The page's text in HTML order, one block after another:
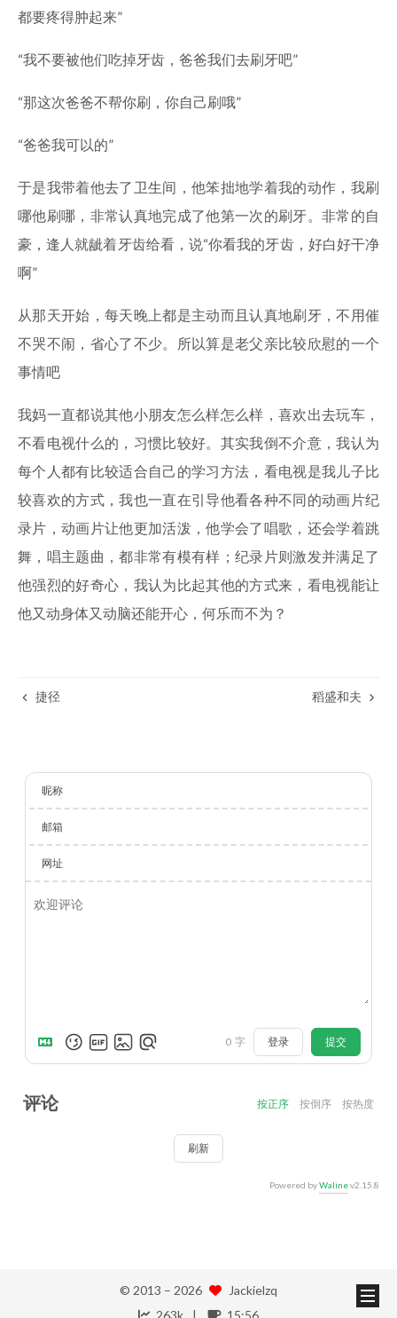
都要疼得肿起来”
“我不要被他们吃掉牙齿，爸爸我们去刷牙吧”
“那这次爸爸不帮你刷，你自己刷哦”
“爸爸我可以的”
于是我带着他去了卫生间，他笨拙地学着我的动作，我刷
哪他刷哪，非常认真地完成了他第一次的刷牙。非常的自
豪，逢人就龇着牙齿给看，说“你看我的牙齿，好白好干净
啊”
从那天开始，每天晚上都是主动而且认真地刷牙，不用催
不哭不闹，省心了不少。所以算是老父亲比较欣慰的一个
事情吧
我妈一直都说其他小朋友怎么样怎么样，喜欢出去玩车，
不看电视什么的，习惯比较好。其实我倒不介意，我认为
每个人都有比较适合自己的学习方法，看电视是我儿子比
较喜欢的方式，我也一直在引导他看各种不同的动画片纪
录片，动画片让他更加活泼，他学会了唱歌，还会学着跳
舞，唱主题曲，都非常有模有样；纪录片则激发并满足了
他强烈的好奇心，我认为比起其他的方式来，看电视能让
他又动身体又动脑还能开心，何乐而不为？
捷径 稻盛和夫
昵称
邮箱
网址
0 字 登录 提交
评论 按正序 按倒序 按热度
刷新
Powered byWalinev2.15.8
© 2013 – 2026
Jackielzq
263k
15:56